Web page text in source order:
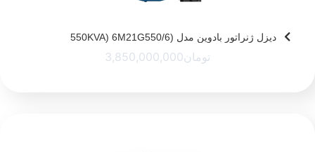
دیزل ژنراتور بادوین مدل (550KVA) 6M21G550/6
تومان3,850,000,000